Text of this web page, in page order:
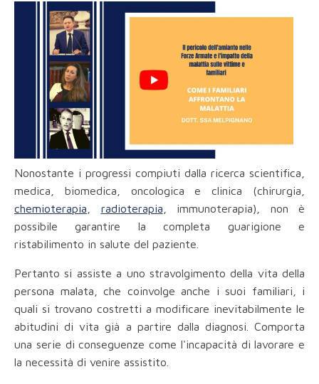
Nonostante i progressi compiuti dalla ricerca scientifica,
medica, biomedica, oncologica e clinica (chirurgia,
chemioterapia
radioterapia , immunoterapia), non è
possibile garantire la completa guarigione e
ristabilimento in salute del paziente.
Pertanto si assiste a uno stravolgimento della vita della
persona malata, che coinvolge anche i suoi familiari, i
quali si trovano costretti a modificare inevitabilmente le
abitudini di vita già a partire dalla diagnosi. Comporta
una serie di conseguenze come l'incapacità di lavorare e
la necessità di venire assistito.